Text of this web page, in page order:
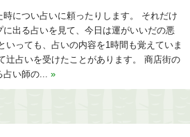
につい占いに頼ったりします。 それだけ
出る占いを見て、今日は運がいいだの悪
いっても、占いの内容を1時間も覚えていま
辻占いを受けたことがあります。 商店街の
占い師の... »